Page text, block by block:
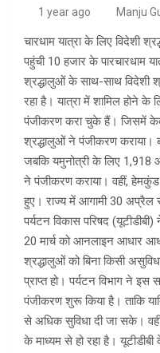
1 year ago Manju
चारधाम यात्रा के लिए विदेशी
पहुंची 10 हजार के पारचारधाम
श्रद्धालुओं के साथ-साथ विदेशी
रहा है। यात्रा में शामिल होने के
पंजीकरण करा चुके हैं। जिसमें
श्रद्धालुओं ने पंजीकरण कराया।
जबकि यमुनोत्री के लिए 1,918
ने पंजीकरण कराया। वहीं, हेमकुंड
हुए। राज्य में आगामी 30 अप्रैल
पर्यटन विकास परिषद
20 मार्च को आनलाइन आधार
श्रद्धालुओं को बिना किसी
प्राप्त हो। पर्यटन विभाग ने इस
पंजीकरण शुरू किया है। ताकि
से अधिक सुविधा दी जा सके।
के माध्यम से हो रहा है।